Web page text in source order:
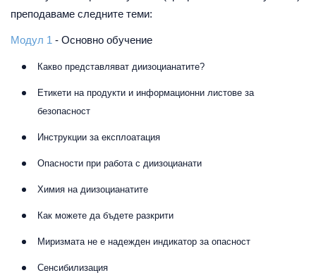
преподаваме следните теми:
Модул 1 - Основно обучение
Какво представляват диизоцианатите?
Етикети на продукти и информационни листове за
безопасност
Инструкции за експлоатация
Опасности при работа с диизоцианати
Химия на диизоцианатите
Как можете да бъдете разкрити
Миризмата не е надежден индикатор за опасност
Сенсибилизация